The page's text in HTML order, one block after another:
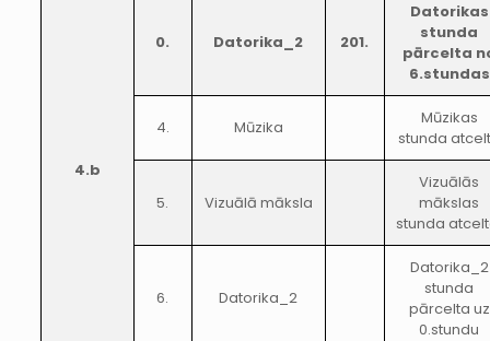
4.b
0. Datorika_2 201.
Datorikas
stunda
pārcelta
6.stundas
4. Mūzika
Mūzikas
stunda
5. Vizuālā māksla
Vizuālās
mākslas
stunda
6. Datorika_2
Datorika_2
stunda
pārcelta uz
0.stundu